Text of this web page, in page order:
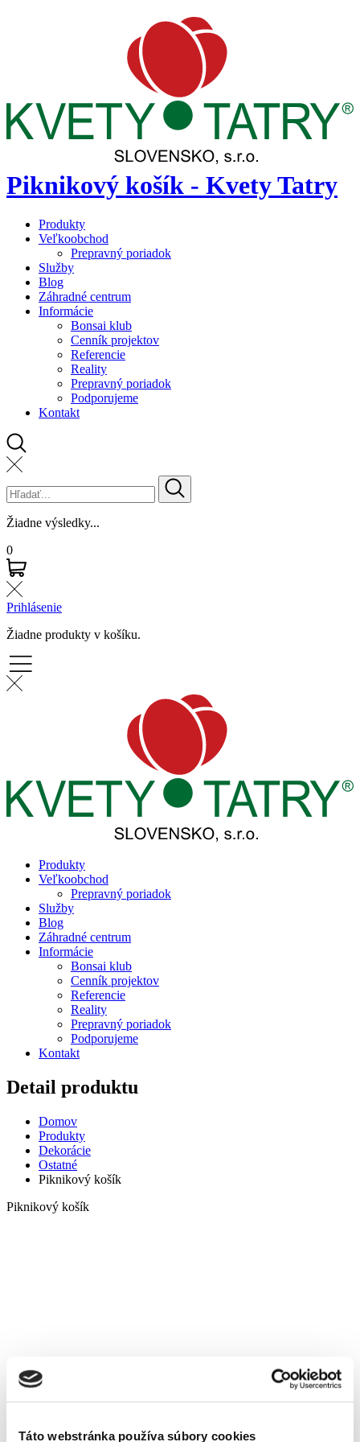
Táto webstránka používa súbory cookies
Piknikový košík - Kvety Tatry
Produkty
Veľkoobchod
Prepravný poriadok
Služby
Blog
Záhradné centrum
Informácie
Bonsai klub
Cenník projektov
Referencie
Reality
Prepravný poriadok
Podporujeme
Kontakt
Žiadne výsledky...
0
Prihlásenie
Žiadne produkty v košíku.
Produkty
Veľkoobchod
Prepravný poriadok
Služby
Blog
Záhradné centrum
Informácie
Bonsai klub
Cenník projektov
Referencie
Reality
Prepravný poriadok
Podporujeme
Kontakt
Detail produktu
Domov
Produkty
Dekorácie
Ostatné
Piknikový košík
Piknikový košík